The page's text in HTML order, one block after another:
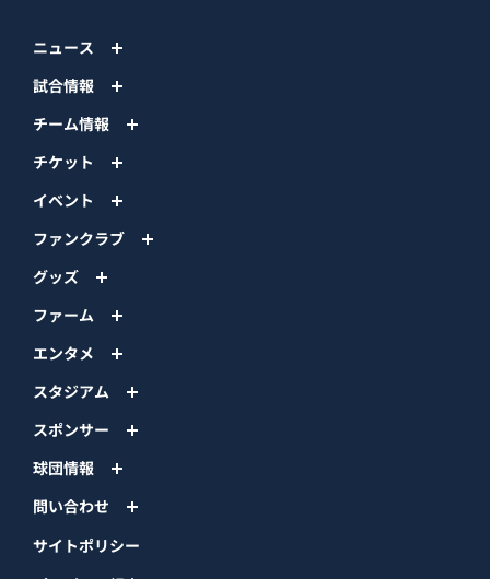
ニュース
試合情報
チーム情報
チケット
イベント
ファンクラブ
グッズ
ファーム
エンタメ
スタジアム
スポンサー
球団情報
問い合わせ
サイトポリシー